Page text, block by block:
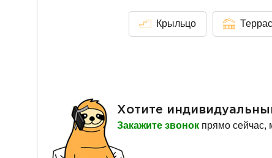
Крыльцо
Хотите
Закажите звонок прямо